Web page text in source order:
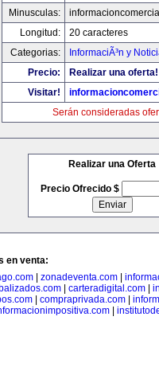
Minusculas:
Longitud:
20 caracteres
Categorias:
InformaciÃ³n y
Precio:
Realizar una oferta!
Visitar!
Serán consideradas
Realizar una Oferta
Precio Ofrecido $
en venta:
zonadeventa.com
carteradigital.com
compraprivada.com